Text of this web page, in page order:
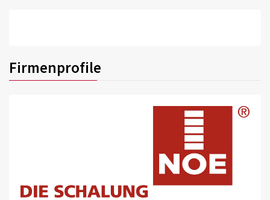
Firmenprofile